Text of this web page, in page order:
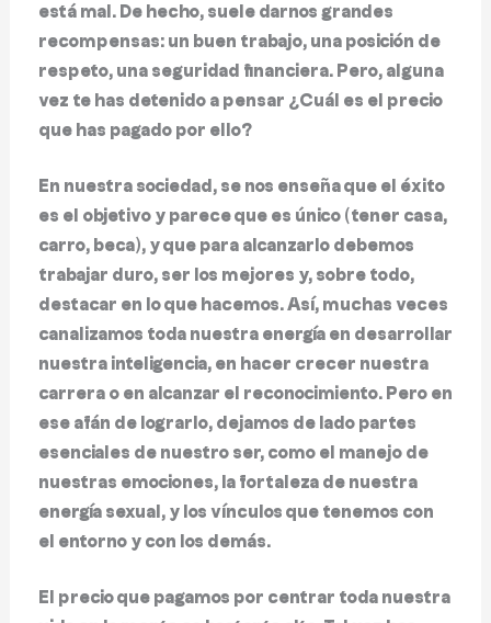
está mal. De hecho, suele darnos grandes
recompensas: un buen trabajo, una posición de
respeto, una seguridad financiera. Pero, alguna
vez te has detenido a pensar ¿Cuál es el precio
que has pagado por ello?
En nuestra sociedad, se nos enseña que el éxito
es el objetivo y parece que es único (tener casa,
carro, beca), y que para alcanzarlo debemos
trabajar duro, ser los mejores y, sobre todo,
destacar en lo que hacemos. Así, muchas veces
canalizamos toda nuestra energía en desarrollar
nuestra inteligencia, en hacer crecer nuestra
carrera o en alcanzar el reconocimiento. Pero en
ese afán de lograrlo, dejamos de lado partes
esenciales de nuestro ser, como el manejo de
nuestras emociones, la fortaleza de nuestra
energía sexual, y los vínculos que tenemos con
el entorno y con los demás.
El precio que pagamos por centrar toda nuestra